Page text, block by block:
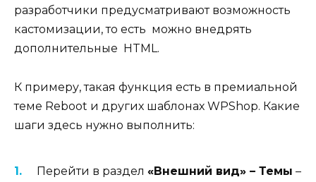
разработчики предусматривают возможность
кастомизации, то есть можно внедрять
дополнительные HTML.
К примеру, такая функция есть в премиальной
теме Reboot и других шаблонах WPShop. Какие
шаги здесь нужно выполнить:
Перейти в раздел «Внешний вид» – Темы –